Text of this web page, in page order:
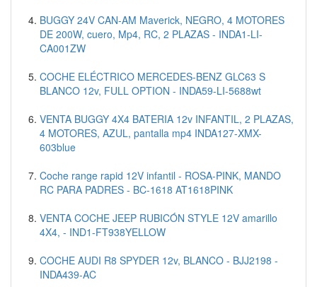
BUGGY 24V CAN-AM Maverick, NEGRO, 4 MOTORES
DE 200W, cuero, Mp4, RC, 2 PLAZAS - INDA1-LI-
CA001ZW
COCHE ELÉCTRICO MERCEDES-BENZ GLC63 S
BLANCO 12v, FULL OPTION - INDA59-LI-5688wt
VENTA BUGGY 4X4 BATERIA 12v INFANTIL, 2 PLAZAS,
4 MOTORES, AZUL, pantalla mp4 INDA127-XMX-
603blue
Coche range rapid 12V infantil - ROSA-PINK, MANDO
RC PARA PADRES - BC-1618 AT1618PINK
VENTA COCHE JEEP RUBICÓN STYLE 12V amarillo
4X4, - IND1-FT938YELLOW
COCHE AUDI R8 SPYDER 12v, BLANCO - BJJ2198 -
INDA439-AC